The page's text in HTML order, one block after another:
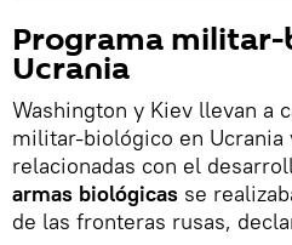
Programa
Ucrania
Washington y Kiev llevan a
militar-biológico en Ucrania
relacionadas con el
armas biológicas se
de las fronteras rusas,